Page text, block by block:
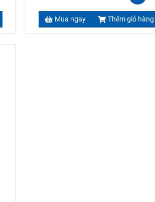
Mua ngay Thêm giỏ hàng